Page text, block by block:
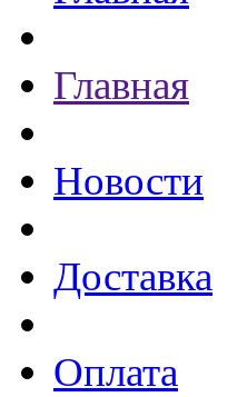
Главная
Новости
Доставка
Оплата